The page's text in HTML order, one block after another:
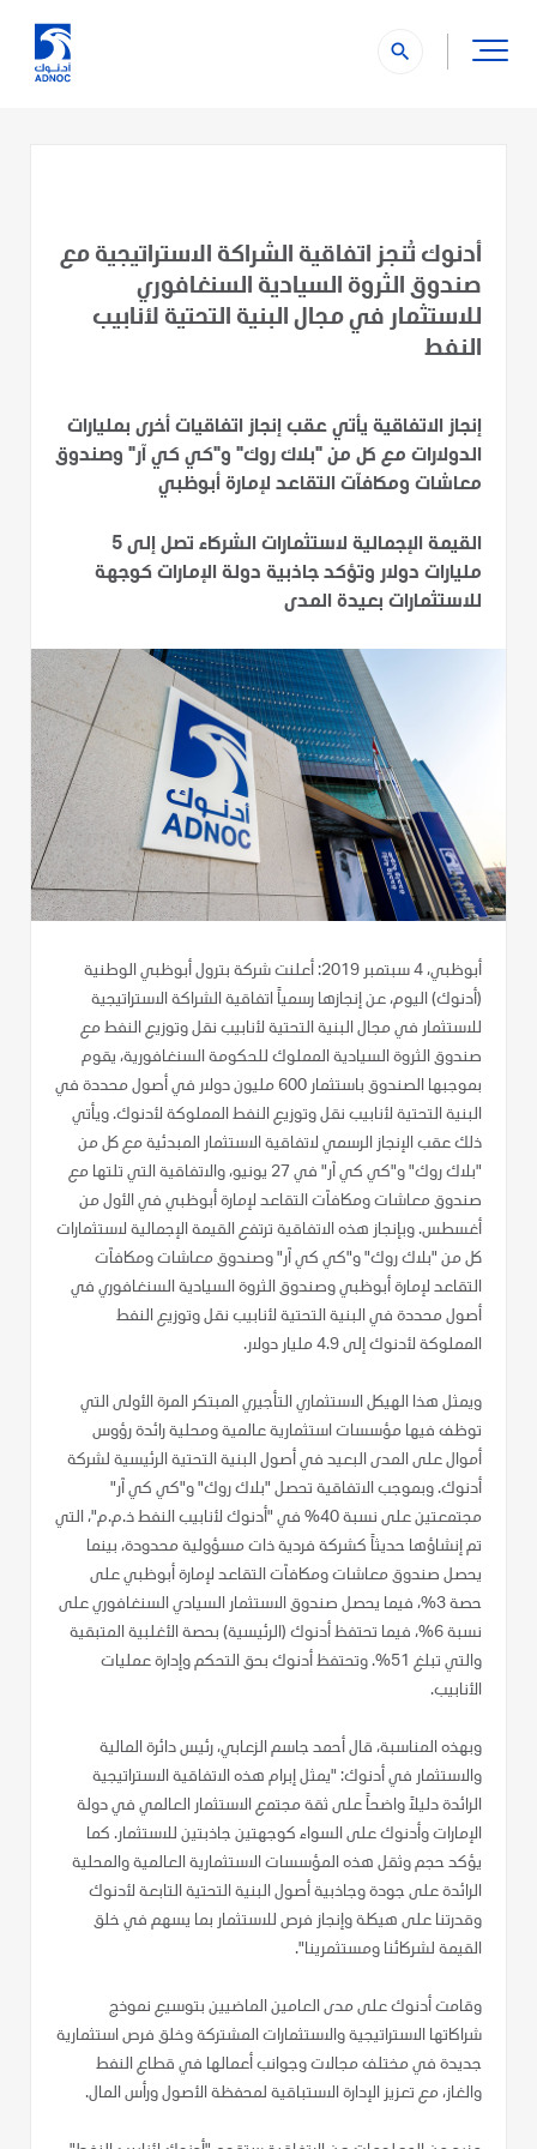
search
أدنوك تُنجز اتفاقية الشراكة الاستراتيجية مع
صندوق الثروة السيادية السنغافوري
للاستثمار في مجال البنية التحتية لأنابيب
النفط
إنجاز الاتفاقية يأتي عقب إنجاز اتفاقيات أخرى بمليارات
الدولارات مع كل من "بلاك روك" و"كي كي آر" وصندوق
معاشات ومكافآت التقاعد لإمارة أبوظبي
القيمة الإجمالية لاستثمارات الشركاء تصل إلى 5
مليارات دولار وتؤكد جاذبية دولة الإمارات كوجهة
للاستثمارات بعيدة المدى
أبوظبي، 4 سبتمبر 2019: أعلنت شركة بترول أبوظبي الوطنية
(أدنوك) اليوم، عن إنجازها رسمياً اتفاقية الشراكة الاستراتيجية
للاستثمار في مجال البنية التحتية لأنابيب نقل وتوزيع النفط مع
صندوق الثروة السيادية المملوك للحكومة السنغافورية، يقوم
بموجبها الصندوق باستثمار 600 مليون دولار في أصول محددة في
البنية التحتية لأنابيب نقل وتوزيع النفط المملوكة لأدنوك. ويأتي
ذلك عقب الإنجاز الرسمي لاتفاقية الاستثمار المبدئية مع كل من
"بلاك روك" و"كي كي آر" في 27 يونيو، والاتفاقية التي تلتها مع
صندوق معاشات ومكافآت التقاعد لإمارة أبوظبي في الأول من
أغسطس. وبإنجاز هذه الاتفاقية ترتفع القيمة الإجمالية لاستثمارات
كل من "بلاك روك" و"كي كي آر" وصندوق معاشات ومكافآت
التقاعد لإمارة أبوظبي وصندوق الثروة السيادية السنغافوري في
أصول محددة في البنية التحتية لأنابيب نقل وتوزيع النفط
المملوكة لأدنوك إلى 4.9 مليار دولار.
ويمثل هذا الهيكل الاستثماري التأجيري المبتكر المرة الأولى التي
توظف فيها مؤسسات استثمارية عالمية ومحلية رائدة رؤوس
أموال على المدى البعيد في أصول البنية التحتية الرئيسية لشركة
أدنوك. وبموجب الاتفاقية تحصل "بلاك روك" و"كي كي آر"
مجتمعتين على نسبة 40% في "أدنوك لأنابيب النفط ذ.م.م"، التي
تم إنشاؤها حديثاً كشركة فردية ذات مسؤولية محدودة، بينما
يحصل صندوق معاشات ومكافآت التقاعد لإمارة أبوظبي على
حصة 3%، فيما يحصل صندوق الاستثمار السيادي السنغافوري على
نسبة 6%، فيما تحتفظ أدنوك (الرئيسية) بحصة الأغلبية المتبقية
والتي تبلغ 51%. وتحتفظ أدنوك بحق التحكم وإدارة عمليات
الأنابيب.
وبهذه المناسبة، قال أحمد جاسم الزعابي، رئيس دائرة المالية
والاستثمار في أدنوك: "يمثل إبرام هذه الاتفاقية الاستراتيجية
الرائدة دليلاً واضحاً على ثقة مجتمع الاستثمار العالمي في دولة
الإمارات وأدنوك على السواء كوجهتين جاذبتين للاستثمار. كما
يؤكد حجم وثقل هذه المؤسسات الاستثمارية العالمية والمحلية
الرائدة على جودة وجاذبية أصول البنية التحتية التابعة لأدنوك
وقدرتنا على هيكلة وإنجاز فرص للاستثمار بما يسهم في خلق
القيمة لشركائنا ومستثمرينا".
وقامت أدنوك على مدى العامين الماضيين بتوسيع نموذج
شراكاتها الاستراتيجية والاستثمارات المشتركة وخلق فرص استثمارية
جديدة في مختلف مجالات وجوانب أعمالها في قطاع النفط
والغاز، مع تعزيز الإدارة الاستباقية لمحفظة الأصول ورأس المال.